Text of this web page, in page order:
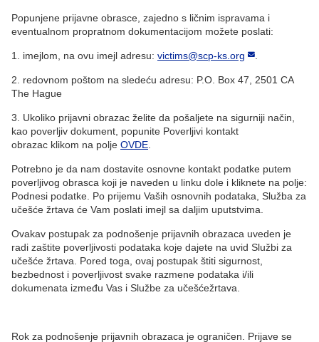
Popunjene prijavne obrasce, zajedno s ličnim ispravama i
eventualnom propratnom dokumentacijom možete poslati:
1. imejlom, na ovu imejl adresu: victims@scp-ks.org
2. redovnom poštom na sledeću adresu: P.O. Box 47, 2501 CA
The Hague
3. Ukoliko prijavni obrazac želite da pošaljete na sigurniji način,
kao poverljiv dokument, popunite Poverljivi kontakt
obrazac klikom na polje OVDE
Potrebno je da nam dostavite osnovne kontakt podatke putem
poverljivog obrasca koji je naveden u linku dole i kliknete na polje:
Podnesi podatke. Po prijemu Vaših osnovnih podataka, Služba za
učešće žrtava će Vam poslati imejl sa daljim uputstvima.
Ovakav postupak za podnošenje prijavnih obrazaca uveden je
radi zaštite poverljivosti podataka koje dajete na uvid Službi za
učešće žrtava. Pored toga, ovaj postupak štiti sigurnost,
bezbednost i poverljivost svake razmene podataka i/ili
dokumenata između Vas i Službe za učešćežrtava.
Rok za podnošenje prijavnih obrazaca je ograničen. Prijave se